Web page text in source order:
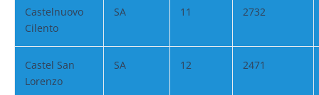
Castelnuovo
Cilento
SA 11 2732
Castel San
Lorenzo
SA 12 2471